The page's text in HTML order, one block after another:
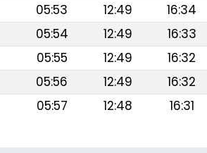
05:53 12:49 16:34
05:54 12:49 16:33
05:55 12:49 16:32
05:56 12:49 16:32
05:57 12:48 16:31